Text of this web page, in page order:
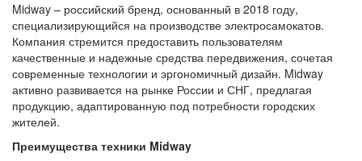
Midway – российский бренд, основанный в 2018 году,
специализирующийся на производстве электросамокатов.
Компания стремится предоставить пользователям
качественные и надежные средства передвижения, сочетая
современные технологии и эргономичный дизайн. Midway
активно развивается на рынке России и СНГ, предлагая
продукцию, адаптированную под потребности городских
жителей.
Преимущества техники Midway